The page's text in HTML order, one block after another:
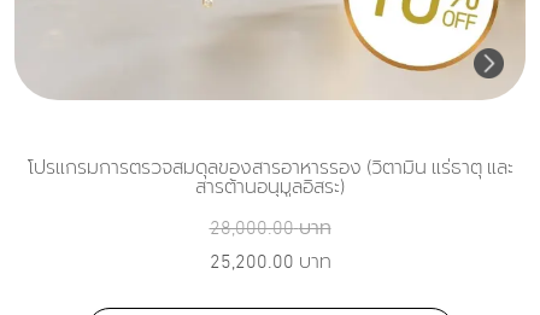
โปรแกรมการตรวจสมดุลของสารอาหารรอง (วิตามิน แร่ธาตุ และ
สารต้านอนุมูลอิสระ)
28,000.00 บาท
25,200.00 บาท